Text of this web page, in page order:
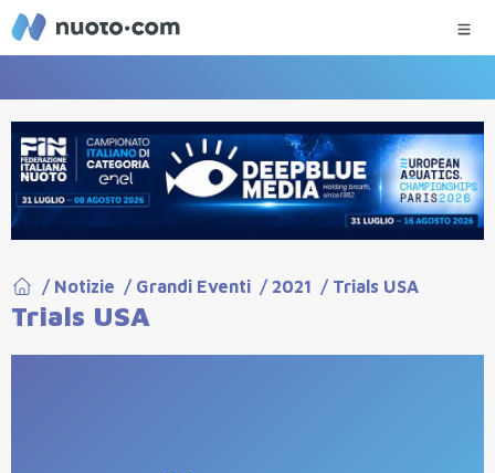
/ Notizie / Grandi Eventi / 2021 / Trials USA
Trials USA